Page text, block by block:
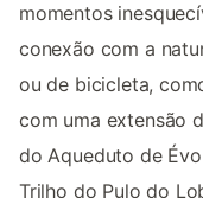
momentos
conexão com a
ou de bicicleta,
com uma extensão
do Aqueduto de
Trilho do Pulo do